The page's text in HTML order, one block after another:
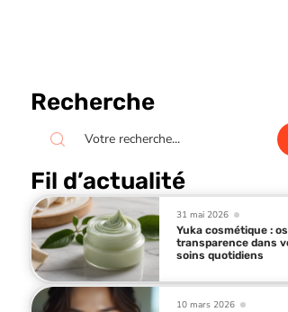
Recherche
Fil d’actualité
31 mai 2026
Yuka cosmétique :
transparence dans
soins quotidiens
10 mars 2026